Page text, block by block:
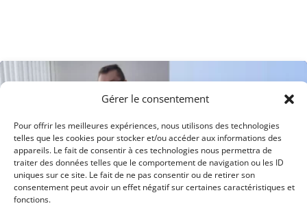
Gérer le consentement
Pour offrir les meilleures expériences, nous utilisons des technologies
telles que les cookies pour stocker et/ou accéder aux informations des
appareils. Le fait de consentir à ces technologies nous permettra de
traiter des données telles que le comportement de navigation ou les ID
uniques sur ce site. Le fait de ne pas consentir ou de retirer son
consentement peut avoir un effet négatif sur certaines caractéristiques et
fonctions.
ON PARLE DE NOUS
De la dermoscopie à l’échographie : comment la télémédecine